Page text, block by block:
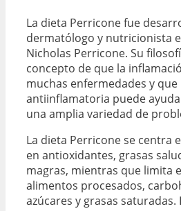
La dieta Perricone fue
dermatólogo y nutricionista
Nicholas Perricone. Su
concepto de que la
muchas enfermedades y
antiinflamatoria puede
una amplia variedad de
La dieta Perricone se centra
en antioxidantes, grasas
magras, mientras que limita
alimentos procesados,
azúcares y grasas saturadas.